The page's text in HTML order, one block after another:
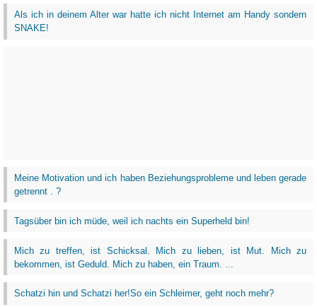
Als ich in deinem Alter war hatte ich nicht Internet am Handy sondern
SNAKE!
Meine Motivation und ich haben Beziehungsprobleme und leben gerade
getrennt . ?
Tagsüber bin ich müde, weil ich nachts ein Superheld bin!
Mich zu treffen, ist Schicksal. Mich zu lieben, ist Mut. Mich zu
bekommen, ist Geduld. Mich zu haben, ein Traum. ...
Schatzi hin und Schatzi her!So ein Schleimer, geht noch mehr?